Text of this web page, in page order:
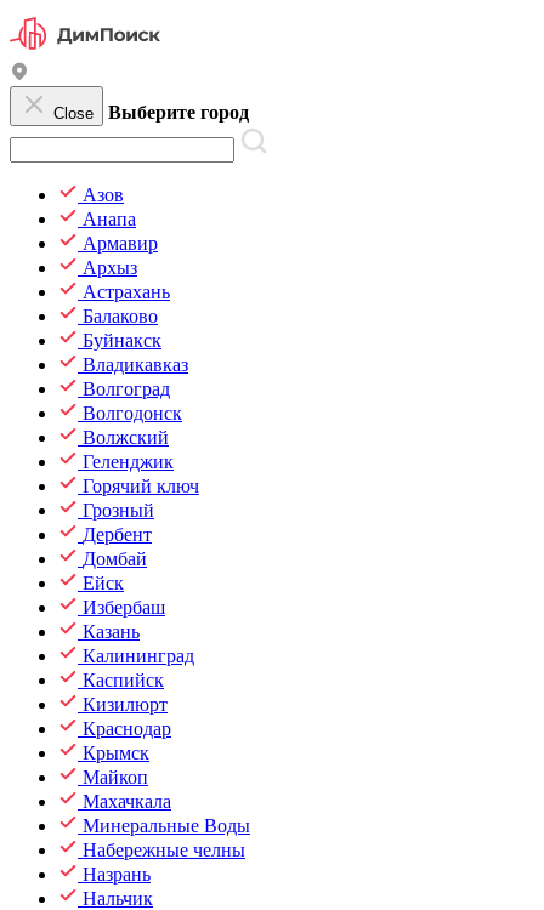
Close Выберите город
Азов
Анапа
Армавир
Архыз
Астрахань
Балаково
Буйнакск
Владикавказ
Волгоград
Волгодонск
Волжский
Геленджик
Горячий ключ
Грозный
Дербент
Домбай
Ейск
Избербаш
Казань
Калининград
Каспийск
Кизилюрт
Краснодар
Крымск
Майкоп
Махачкала
Минеральные Воды
Набережные челны
Назрань
Нальчик